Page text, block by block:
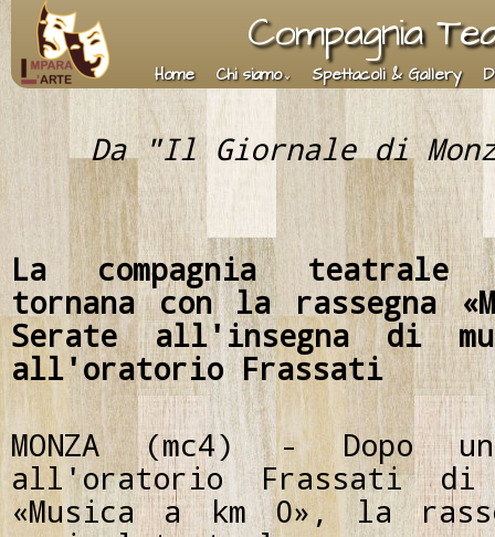
Compagnia
Home Chi siamo Spettacoli & Gallery
Da "Il Giornale di
La compagnia teatrale
tornana con la rassegna
Serate all'insegna di
all'oratorio Frassati
MONZA (mc4) - Dopo
all'oratorio Frassati di
«Musica a km 0», la